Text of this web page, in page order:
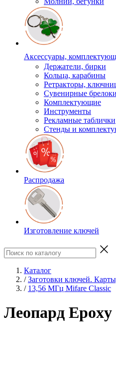
Аксессуары,
Держатели, бирки
Кольца, карабины
Ретракторы,
Сувенирные брелоки
Комплектующие
Инструменты
Рекламные таблички
Стенды и
Распродажа
Изготовление ключей
Каталог
/ Заготовки ключей.
/ 13,56 МГц Mifare Classic
Леопард